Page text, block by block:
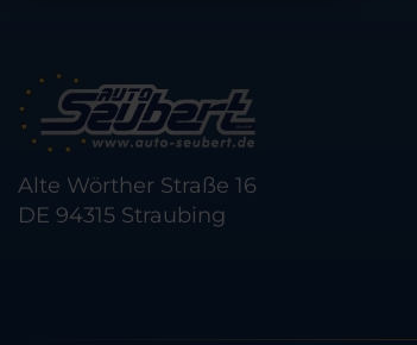
Alte Wörther Straße 16
DE 94315 Straubing